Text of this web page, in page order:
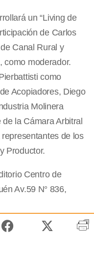
un “Living de
de Carlos
Canal Rural y
como moderador.
como
Acopiadores, Diego
Molinera
la Cámara Arbitral
de los
Productor.
Centro de
Av.59 N° 836,